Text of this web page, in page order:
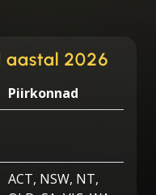
aastal 2026
Piirkonnad
ACT, NSW, NT,